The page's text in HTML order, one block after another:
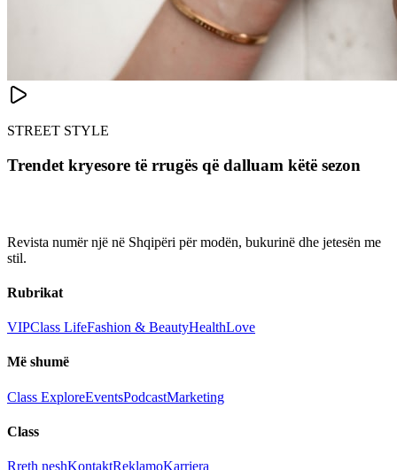
STREET STYLE
Trendet kryesore të rrugës që dalluam këtë sezon
Revista numër një në Shqipëri për modën, bukurinë dhe jetesën me
stil.
Rubrikat
VIPClass LifeFashion & BeautyHealthLove
Më shumë
Class ExploreEventsPodcastMarketing
Class
Rreth neshKontaktReklamoKarriera